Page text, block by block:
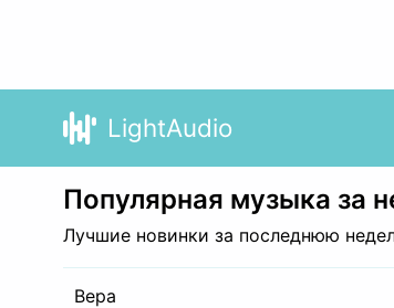
LightAudio
Популярная музыка за
Лучшие новинки за последнюю
Вера